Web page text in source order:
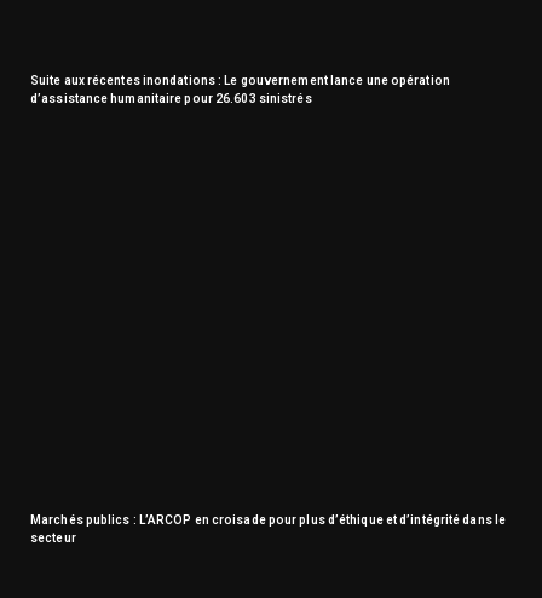
Suite aux récentes inondations : Le gouvernement lance une opération
d’assistance humanitaire pour 26.603 sinistrés
Marchés publics : L’ARCOP en croisade pour plus d’éthique et d’intégrité dans le
secteur